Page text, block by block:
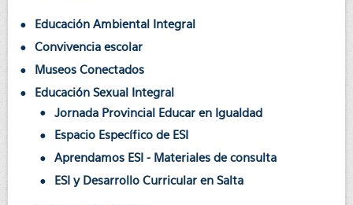
Educación Ambiental Integral
Convivencia escolar
Museos Conectados
Educación Sexual Integral
Jornada Provincial Educar en Igualdad
Espacio Específico de ESI
Aprendamos ESI - Materiales de consulta
ESI y Desarrollo Curricular en Salta